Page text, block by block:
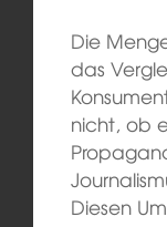
Die
das
nicht, ob
Diesen